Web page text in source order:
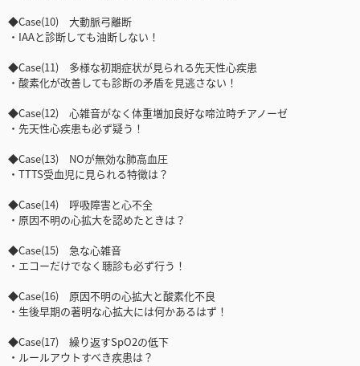
◆Case(10) 大動脈弓離断
・IAAと診断しても油断しない！
◆Case(11) 多様な初期症状が見られる先天性心疾患
・酸素化が改善しても診断の矛盾を見逃さない！
◆Case(12) 心雑音がなく体重増加良好な啼泣時チアノーゼ
・先天性心疾患も必ず疑う！
◆Case(13) NOが無効な肺高血圧
・TTTS受血児に見られる特徴は？
◆Case(14) 呼吸障害と心不全
・原因不明の心拡大を認めたときは？
◆Case(15) 急な心雑音
・エコーだけでなく聴診も必ず行う！
◆Case(16) 原因不明の心拡大と酸素化不良
・生後早期の著明な心拡大には何かあるはず！
◆Case(17) 繰り返すSpO2の低下
・ルールアウトすべき疾患は？